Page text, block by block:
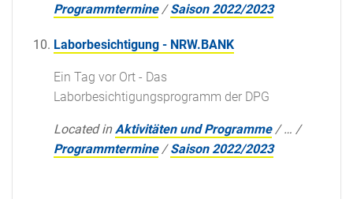
Programmtermine /Saison 2022/2023
Laborbesichtigung - NRW.BANK
Ein Tag vor Ort - Das
Laborbesichtigungsprogramm der DPG
Located in Aktivitäten und Programme /… /
Programmtermine /Saison 2022/2023